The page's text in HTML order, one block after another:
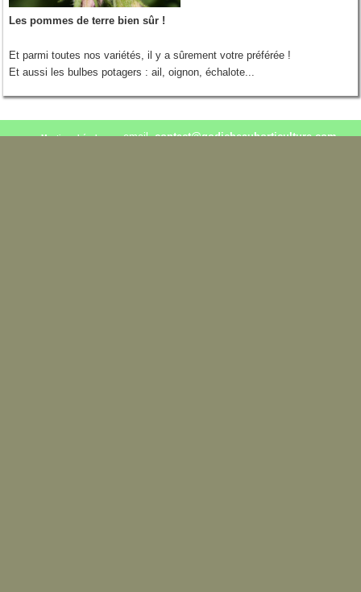
Les pommes de terre bien sûr !
Et parmi toutes nos variétés, il y a sûrement votre préférée !
Et aussi les bulbes potagers : ail, oignon, échalote...
Mentions Légales email.contact@godicheauhorticulture.com